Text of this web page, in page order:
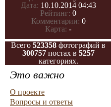
Дата: 10.10.2014 04:43
Рейтинг: 0
Комментарии: 0
Карта: -
Всего 523358 фотографий в
300757постах в 5257
категориях.
Это важно
О проекте
Вопросы и ответы